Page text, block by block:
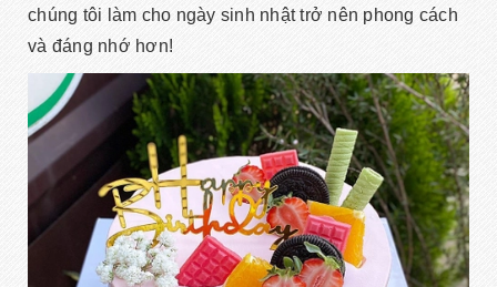
chúng tôi làm cho ngày sinh nhật trở nên phong cách
và đáng nhớ hơn!